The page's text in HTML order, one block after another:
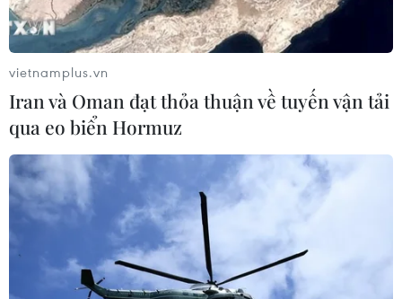
vietnamplus.vn
Iran và Oman đạt thỏa thuận về tuyến vận tải
qua eo biển Hormuz